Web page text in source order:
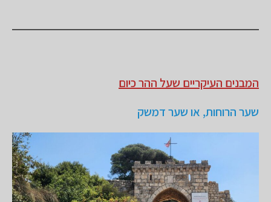
המבנים העיקריים שעל ההר כיום
שער הרוחות, או שער דמשק